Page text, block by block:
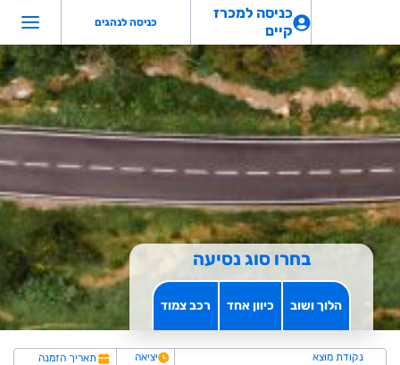
כניסה למכרז
קיים
כניסה לנהגים
בחרו סוג נסיעה
הלוך ושוב כיוון אחד רכב צמוד
נקודת מוצא יציאה תאריך הזמנה